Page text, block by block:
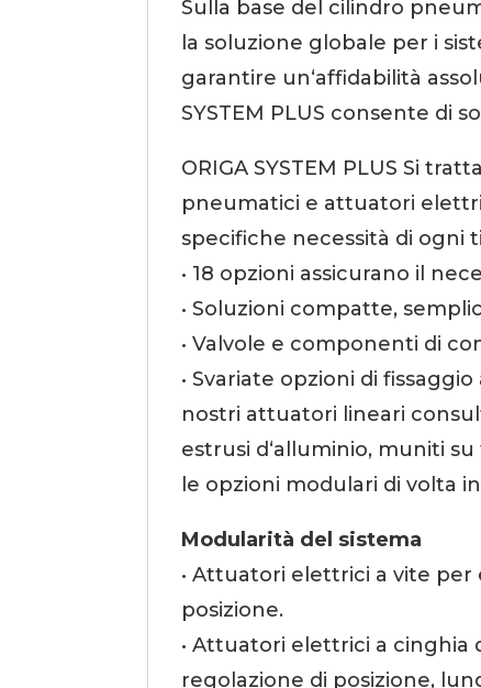
Sulla base del cilindro
la soluzione globale per i
garantire un‘affidabilità
SYSTEM PLUS consente di
ORIGA SYSTEM PLUS Si
pneumatici e attuatori
specifiche necessità di ogni
• 18 opzioni assicurano il
• Soluzioni compatte,
• Valvole e componenti di
• Svariate opzioni di
nostri attuatori lineari
estrusi d‘alluminio, muniti
le opzioni modulari di volta
Modularità del sistema
• Attuatori elettrici a vite per
posizione.
• Attuatori elettrici a cinghia
regolazione di posizione,